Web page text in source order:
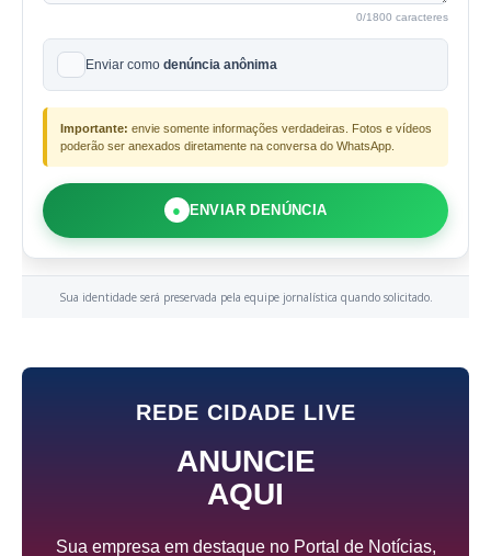
0/1800 caracteres
Enviar como denúncia anônima
Importante: envie somente informações verdadeiras. Fotos e vídeos
poderão ser anexados diretamente na conversa do WhatsApp.
● ENVIAR DENÚNCIA
Sua identidade será preservada pela equipe jornalística quando solicitado.
REDE CIDADE LIVE
ANUNCIE
AQUI
Sua empresa em destaque no Portal de Notícias,